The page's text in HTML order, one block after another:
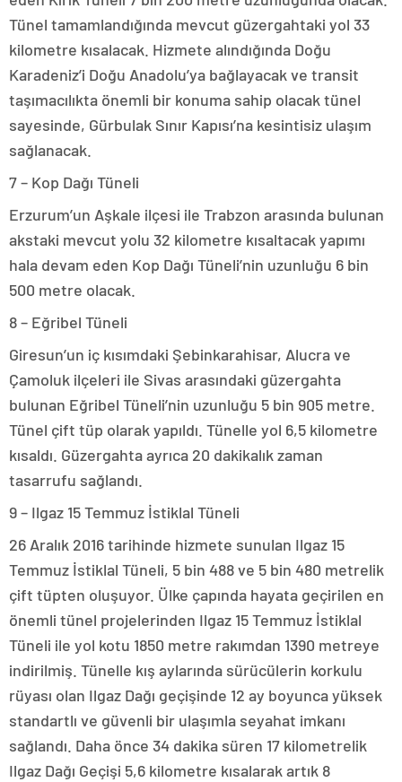
Tünel tamamlandığında mevcut güzergahtaki yol 33
kilometre kısalacak. Hizmete alındığında Doğu
Karadeniz’i Doğu Anadolu’ya bağlayacak ve transit
taşımacılıkta önemli bir konuma sahip olacak tünel
sayesinde, Gürbulak Sınır Kapısı’na kesintisiz ulaşım
sağlanacak.
7 – Kop Dağı Tüneli
Erzurum’un Aşkale ilçesi ile Trabzon arasında bulunan
akstaki mevcut yolu 32 kilometre kısaltacak yapımı
hala devam eden Kop Dağı Tüneli’nin uzunluğu 6 bin
500 metre olacak.
8 – Eğribel Tüneli
Giresun’un iç kısımdaki Şebinkarahisar, Alucra ve
Çamoluk ilçeleri ile Sivas arasındaki güzergahta
bulunan Eğribel Tüneli’nin uzunluğu 5 bin 905 metre.
Tünel çift tüp olarak yapıldı. Tünelle yol 6,5 kilometre
kısaldı. Güzergahta ayrıca 20 dakikalık zaman
tasarrufu sağlandı.
9 – Ilgaz 15 Temmuz İstiklal Tüneli
26 Aralık 2016 tarihinde hizmete sunulan Ilgaz 15
Temmuz İstiklal Tüneli, 5 bin 488 ve 5 bin 480 metrelik
çift tüpten oluşuyor. Ülke çapında hayata geçirilen en
önemli tünel projelerinden Ilgaz 15 Temmuz İstiklal
Tüneli ile yol kotu 1850 metre rakımdan 1390 metreye
indirilmiş. Tünelle kış aylarında sürücülerin korkulu
rüyası olan Ilgaz Dağı geçişinde 12 ay boyunca yüksek
standartlı ve güvenli bir ulaşımla seyahat imkanı
sağlandı. Daha önce 34 dakika süren 17 kilometrelik
Ilgaz Dağı Geçişi 5,6 kilometre kısalarak artık 8